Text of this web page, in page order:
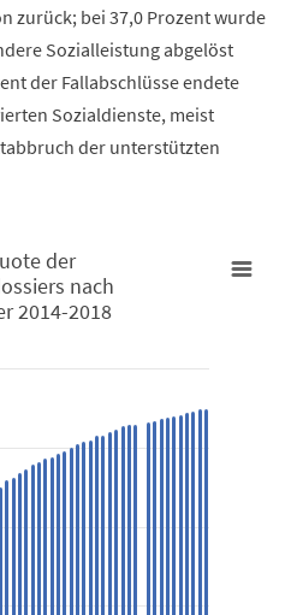
zurück; bei 37,0 Prozent wurde
Sozialleistung abgelöst
der Fallabschlüsse endete
Sozialdienste, meist
der unterstützten
nach Bezugsdauer
der
Bezugsdauer (in Monaten).
Anteil abgeschlossene
der
nach
2014-2018